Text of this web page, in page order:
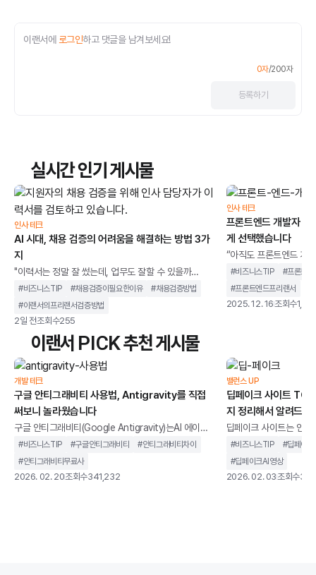
이랜서에 로그인하고 댓글을 남겨보세요!
0자/200자
등록하기
실시간 인기 게시물
인사 테크
AI 시대, 채용 검증의 어려움을 해결하는 방법 3가
지
"이력서는 정말 잘 썼는데, 업무도 잘할 수 있을까
요?”"작성된 내용이 실제 경험인지, AI가 보완한 표현인
지 어떻게 확인해야 할까요?”기업들은 업무 부담을 줄
이기 위해 이력서 검토와 지원자 평가에 AI를 활용하지
만채용 담당자는 지원자의 경험과 역량을 검증하는 일
이 오히려 더 어려워졌다고 말합니다.이번 글에서는AI
활용 확산 이후 채용 검증이 더 어려워진 이유를 살펴보
고, 이를 해결하는 방법 3가지를 정리해보겠습니다.끝
까지 읽어보시면 채용 검증 과정에서 무엇을 확인해야
하는지 판단 기준을 세우는 데 도움이 되실 겁니다.채용
검증 핵
#비즈니스TIP #채용검증이필요한이유 #채용검증방법
#이랜서의프리랜서검증방법
2일 전조회수255
인사 테크
프론트엔드 개발자
게 선택했습니다
“아직도 프론트엔드 개
정은 다가오는데, 화면
용자 화면은 예상과 다
형은 제대로 작동하지
적힌 경력과 기술 스택
다. 면접에서는 기술 용
을 고려한 화면 설계나
았
#비즈니스TIP #프론트
#프론트엔드프리랜서
2025. 12. 16조회수
이랜서 PICK 추천 게시물
개발 테크
구글 안티그래비티 사용법, Antigravity를 직접
써보니 놀라웠습니다
구글 안티그래비티(Google Antigravity)는AI 에이전
트를 중심으로 설계된 통합 개발 환경을 말합니다. 단순
히 코드 자동완성을 제공하는 도구가 아니라,개발 작업
을 계획하고 실행까지 이어가는 구조를 지향합니다.기
#비즈니스TIP #구글안티그래비티 #안티그래비티차이
#안티그래비티무료사
2026. 02. 20조회수341,232
밸런스 UP
딥페이크 사이트
지 정리해서 알려드립
딥페이크 사이트는 인
굴이나 음성을 합성하
생성할 수 있는 웹 기반
니다.과거에는 전문 장
#비즈니스TIP #딥페이
#딥페이크AI영상
2026. 02. 03조회수